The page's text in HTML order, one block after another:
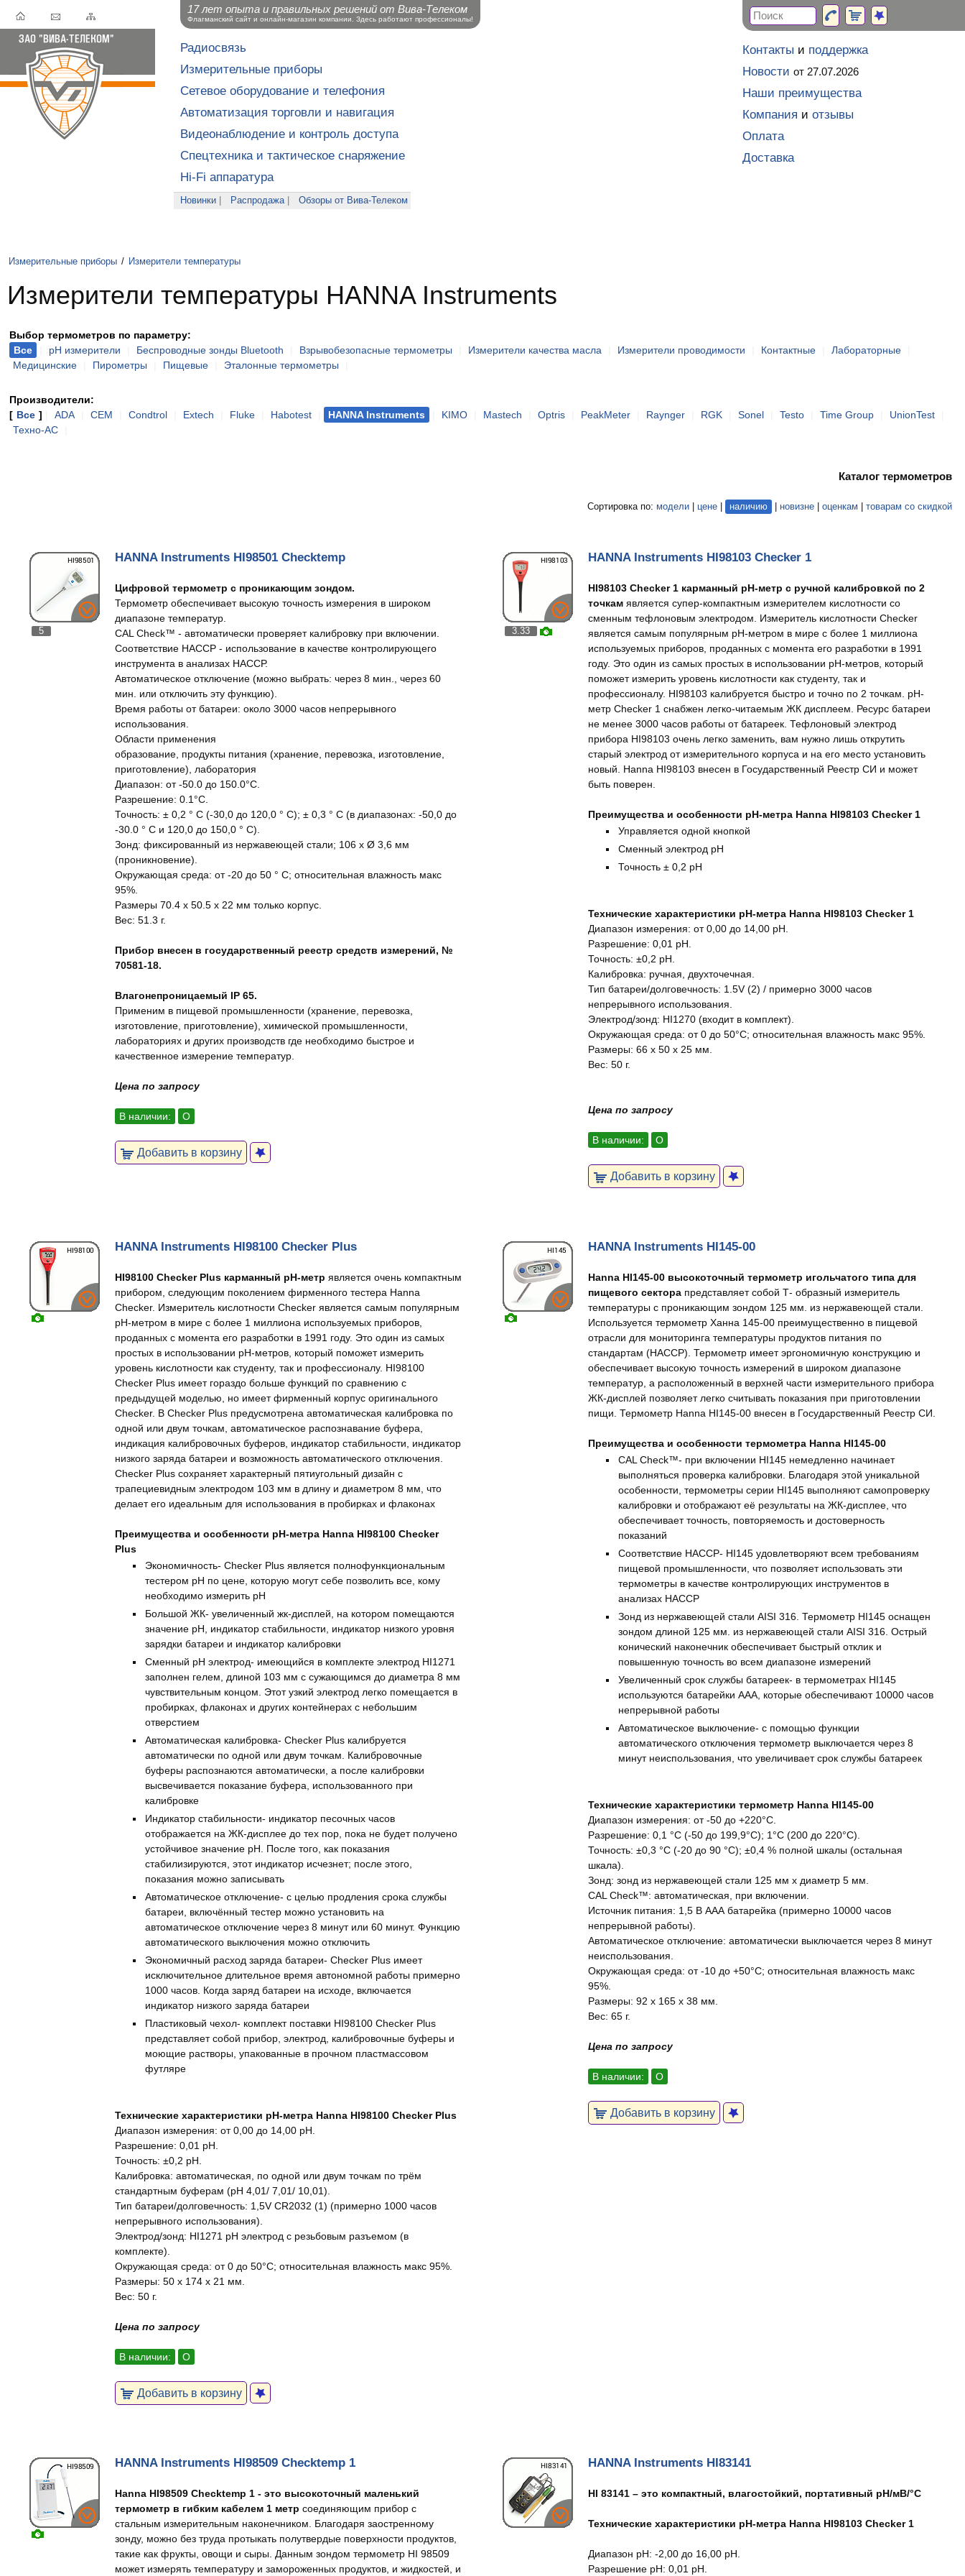
Радиосвязь
Измерительные приборы
Сетевое оборудование и телефония
Автоматизация торговли и навигация
Видеонаблюдение и контроль доступа
Спецтехника и тактическое снаряжение
Hi-Fi аппаратура
Новинки Распродажа| Обзоры от Вива-Телеком
Измерительные приборы / Измерители температуры
Измерители температуры HANNA Instruments
Выбор термометров по параметру:
Все
pH измерители Беспроводные зонды Bluetooth Взрывобезопасные термометры Измерители качества масла Измерители проводимости Контактные Лабораторные
Медицинские
Пирометры Пищевые Эталонные термометры
Производители:
[ Все ] ADA CEM Condtrol Extech Fluke Habotest HANNA Instruments KIMO Mastech Optris PeakMeter Raynger RGK Sonel Testo Time Group UnionTest
Техно-АС
Каталог термометров
Сортировка по: модели цене наличию новизне оценкам товарам со скидкой
5
HANNA Instruments HI98501 Checktemp
Цифровой термометр с проникающим зондом.
Термометр обеспечивает высокую точность измерения в широком
диапазоне температур.
CAL Check™ - автоматически проверяет калибровку при включении.
Соответствие НАССР - использование в качестве контролирующего
инструмента в анализах НАССР.
Автоматическое отключение (можно выбрать: через 8 мин., через 60
мин. или отключить эту функцию).
Время работы от батареи: около 3000 часов непрерывного
использования.
Области применения
образование, продукты питания (хранение, перевозка, изготовление,
приготовление), лаборатория
Диапазон: от -50.0 до 150.0°C.
Разрешение: 0.1°C.
Точность: ± 0,2 ° С (-30,0 до 120,0 ° С); ± 0,3 ° С (в диапазонах: -50,0 до
-30.0 ° С и 120,0 до 150,0 ° С).
Зонд: фиксированный из нержавеющей стали; 106 х Ø 3,6 мм
(проникновение).
Окружающая среда: от -20 до 50 ° C; относительная влажность макс
95%.
Размеры 70.4 x 50.5 x 22 мм только корпус.
Вес: 51.3 г.
Прибор внесен в государственный реестр средств измерений, №
70581-18.
Влагонепроницаемый IP 65.
Применим в пищевой промышленности (хранение, перевозка,
изготовление, приготовление), химической промышленности,
лабораториях и других производств где необходимо быстрое и
качественное измерение температур.
Цена по запросу
В наличии: О
Добавить в корзину
3.33
HANNA Instruments HI98103 Checker 1
HI98103 Checker 1 карманный pH-метр с ручной калибровкой по 2
точкамявляется супер-компактным измерителем кислотности со
сменным тефлоновым электродом. Измеритель кислотности Checker
является самым популярным рН-метром в мире с более 1 миллиона
используемых приборов, проданных с момента его разработки в 1991
году. Это один из самых простых в использовании pH-метров, который
поможет измерить уровень кислотности как студенту, так и
профессионалу. HI98103 калибруется быстро и точно по 2 точкам. pH-
метр Checker 1 снабжен легко-читаемым ЖК дисплеем. Ресурс батареи
не менее 3000 часов работы от батареек. Тефлоновый электрод
прибора HI98103 очень легко заменить, вам нужно лишь открутить
старый электрод от измерительного корпуса и на его место установить
новый. Hanna HI98103 внесен в Государственный Реестр СИ и может
быть поверен.
Преимущества и особенности pH-метра Hanna HI98103 Checker 1
Управляется одной кнопкой
Сменный электрод рН
Точность ± 0,2 рН
Технические характеристики pH-метра Hanna HI98103 Checker 1
Диапазон измерения: от 0,00 до 14,00 pH.
Разрешение: 0,01 pH.
Точность: ±0,2 pH.
Калибровка: ручная, двухточечная.
Тип батареи/долговечность: 1.5V (2) / примерно 3000 часов
непрерывного использования.
Электрод/зонд: HI1270 (входит в комплект).
Окружающая среда: от 0 до 50°C; относительная влажность макс 95%.
Размеры: 66 x 50 x 25 мм.
Вес: 50 г.
Цена по запросу
В наличии: О
Добавить в корзину
HANNA Instruments HI98100 Checker Plus
HI98100 Checker Plus карманный pH-метрявляется очень компактным
прибором, следующим поколением фирменного тестера Hanna
Checker. Измеритель кислотности Checker является самым популярным
рН-метром в мире с более 1 миллиона используемых приборов,
проданных с момента его разработки в 1991 году. Это один из самых
простых в использовании pH-метров, который поможет измерить
уровень кислотности как студенту, так и профессионалу. HI98100
Checker Plus имеет гораздо больше функций по сравнению с
предыдущей моделью, но имеет фирменный корпус оригинального
Checker. В Checker Plus предусмотрена автоматическая калибровка по
одной или двум точкам, автоматическое распознавание буфера,
индикация калибровочных буферов, индикатор стабильности, индикатор
низкого заряда батареи и возможность автоматического отключения.
Checker Plus сохраняет характерный пятиугольный дизайн с
трапециевидным электродом 103 мм в длину и диаметром 8 мм, что
делает его идеальным для использования в пробирках и флаконах
Преимущества и особенности pH-метра Hanna HI98100 Checker
Plus
Экономичность- Checker Plus является полнофункциональным
тестером рН по цене, которую могут себе позволить все, кому
необходимо измерить рН
Большой ЖК- увеличенный жк-дисплей, на котором помещаются
значение рН, индикатор стабильности, индикатор низкого уровня
зарядки батареи и индикатор калибровки
Сменный pH электрод- имеющийся в комплекте электрод HI1271
заполнен гелем, длиной 103 мм с сужающимся до диаметра 8 мм
чувствительным концом. Этот узкий электрод легко помещается в
пробирках, флаконах и других контейнерах с небольшим
отверстием
Автоматическая калибровка- Checker Plus калибруется
автоматически по одной или двум точкам. Калибровочные
буферы распознаются автоматически, а после калибровки
высвечивается показание буфера, использованного при
калибровке
Индикатор стабильности- индикатор песочных часов
отображается на ЖК-дисплее до тех пор, пока не будет получено
устойчивое значение рН. После того, как показания
стабилизируются, этот индикатор исчезнет; после этого,
показания можно записывать
Автоматическое отключение- с целью продления срока службы
батареи, включённый тестер можно установить на
автоматическое отключение через 8 минут или 60 минут. Функцию
автоматического выключения можно отключить
Экономичный расход заряда батареи- Checker Plus имеет
исключительное длительное время автономной работы примерно
1000 часов. Когда заряд батареи на исходе, включается
индикатор низкого заряда батареи
Пластиковый чехол- комплект поставки HI98100 Checker Plus
представляет собой прибор, электрод, калибровочные буферы и
моющие растворы, упакованные в прочном пластмассовом
футляре
Технические характеристики pH-метра Hanna HI98100 Checker Plus
Диапазон измерения: от 0,00 до 14,00 pH.
Разрешение: 0,01 pH.
Точность: ±0,2 pH.
Калибровка: автоматическая, по одной или двум точкам по трём
стандартным буферам (рН 4,01/ 7,01/ 10,01).
Тип батареи/долговечность: 1,5V CR2032 (1) (примерно 1000 часов
непрерывного использования).
Электрод/зонд: HI1271 рН электрод с резьбовым разъемом (в
комплекте).
Окружающая среда: от 0 до 50°C; относительная влажность макс 95%.
Размеры: 50 x 174 x 21 мм.
Вес: 50 г.
Цена по запросу
В наличии: О
Добавить в корзину
HANNA Instruments HI145-00
Hanna HI145-00 высокоточный термометр игольчатого типа для
пищевого секторапредставляет собой Т- образный измеритель
температуры с проникающим зондом 125 мм. из нержавеющей стали.
Используется термометр Ханна 145-00 преимущественно в пищевой
отрасли для мониторинга температуры продуктов питания по
стандартам (HACCP). Термометр имеет эргономичную конструкцию и
обеспечивает высокую точность измерений в широком диапазоне
температур, а расположенный в верхней части измерительного прибора
ЖК-дисплей позволяет легко считывать показания при приготовлении
пищи. Термометр Hanna HI145-00 внесен в Государственный Реестр СИ.
Преимущества и особенности термометра Hanna HI145-00
CAL Check™- при включении HI145 немедленно начинает
выполняться проверка калибровки. Благодаря этой уникальной
особенности, термометры серии HI145 выполняют самопроверку
калибровки и отображают её результаты на ЖК-дисплее, что
обеспечивает точность, повторяемость и достоверность
показаний
Соответствие НАССР- HI145 удовлетворяют всем требованиям
пищевой промышленности, что позволяет использовать эти
термометры в качестве контролирующих инструментов в
анализах НАССР
Зонд из нержавеющей стали AISI 316. Термометр HI145 оснащен
зондом длиной 125 мм. из нержавеющей стали AISI 316. Острый
конический наконечник обеспечивает быстрый отклик и
повышенную точность во всем диапазоне измерений
Увеличенный срок службы батареек- в термометрах HI145
используются батарейки ААА, которые обеспечивают 10000 часов
непрерывной работы
Автоматическое выключение- с помощью функции
автоматического отключения термометр выключается через 8
минут неиспользования, что увеличивает срок службы батареек
Технические характеристики термометр Hanna HI145-00
Диапазон измерения: от -50 до +220°C.
Разрешение: 0,1 °С (-50 до 199,9°C); 1°C (200 до 220°C).
Точность: ±0,3 °С (-20 до 90 °С); ±0,4 % полной шкалы (остальная
шкала).
Зонд: зонд из нержавеющей стали 125 мм х диаметр 5 мм.
CAL Check™: автоматическая, при включении.
Источник питания: 1,5 В ААА батарейка (примерно 10000 часов
непрерывной работы).
Автоматическое отключение: автоматически выключается через 8 минут
неиспользования.
Окружающая среда: от -10 до +50°C; относительная влажность макс
95%.
Размеры: 92 x 165 x 38 мм.
Вес: 65 г.
Цена по запросу
В наличии: О
Добавить в корзину
HANNA Instruments HI98509 Checktemp 1
Hanna HI98509 Checktemp 1 - это высокоточный маленький
термометр в гибким кабелем 1 метр соединяющим прибор с
стальным измерительным наконечником. Благодаря заостренному
зонду, можно без труда протыкать полутвердые поверхности продуктов,
такие как фрукты, овощи и сыры. Данным зондом термометр HI 98509
может измерять температуру и замороженных продуктов, и жидкостей, и
HANNA Instruments HI83141
HI 83141 – это компактный, влагостойкий, портативный рН/мВ/°С
Технические характеристики pH-метра Hanna HI98103 Checker 1
Диапазон pH: -2,00 до 16,00 рН.
Разрешение рН: 0,01 pH.
Контакты и поддержка
Новости от 27.07.2026
Наши преимущества
Компания и отзывы
Оплата
Доставка
17 лет опыта и правильных решений от Вива-Телеком
Флагманский сайт и онлайн-магазин компании. Здесь работают профессионалы!